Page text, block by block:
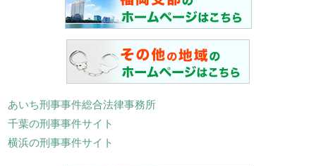
あいち刑事事件総合法律事務所
千葉の刑事事件サイト
横浜の刑事事件サイト